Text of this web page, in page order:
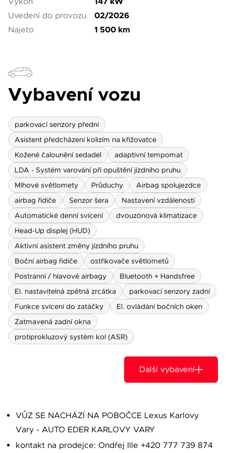
Souhlasím se zpracováním
*
Rezervovat termín
Uvedení do provozu 02/2026
Najeto 1 500 km
Vybavení vozu
parkovací senzory přední
Asistent předcházení kolizím na křižovatce
Kožené čalounění sedadel
adaptivní tempomat
LDA - Systém varování při opuštění jízdního pruhu
Mlhové světlomety
Průduchy
Airbag spolujezdce
airbag řidiče
Senzor šera
Nastavení vzdálenosti
Automatické denní svícení
dvouzónová klimatizace
Head-Up displej (HUD)
Aktivní asistent změny jízdního pruhu
Boční airbag řidiče
ostřikovače světlometů
Postranní / hlavové airbagy
Bluetooth + Handsfree
El. nastavitelná zpětná zrcátka
parkovací senzory zadní
Funkce svícení do zatáčky
El. ovládání bočních oken
Zatmavená zadní okna
protiprokluzový systém kol (ASR)
Další vybavení
VŮZ SE NACHÁZÍ NA POBOČCE Lexus Karlovy
Vary - AUTO EDER KARLOVY VARY
kontakt na prodejce: Ondřej Ille +420 777 739 874